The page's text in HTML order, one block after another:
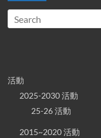
活動
2025-2030 活動
25-26 活動
2015~2020 活動